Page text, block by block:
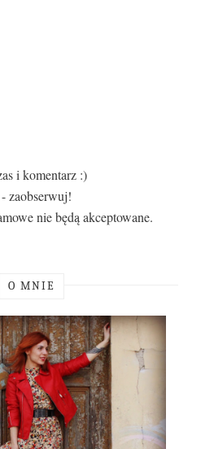
i komentarz :)
zaobserwuj!
nie będą akceptowane.
O MNIE